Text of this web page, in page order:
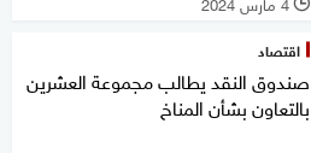
اقتصاد
صندوق النقد يطالب مجموعة العشرين
بالتعاون بشأن المناخ